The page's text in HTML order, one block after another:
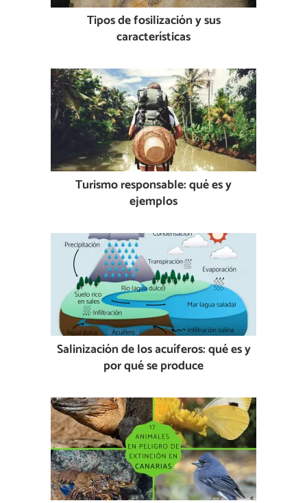
Tipos de fosilización y sus
características
Turismo responsable: qué es y
ejemplos
Salinización de los acuíferos: qué es y
por qué se produce